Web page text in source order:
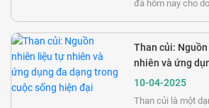
đá hôm nay cho
không ngừng,
than đá chính xác
uy tín là yếu tố
này cung cấp
than đá và giải
Than củi:
nhiên và ứng
cuộc sống hiện
10-04-2025
Than củi là một